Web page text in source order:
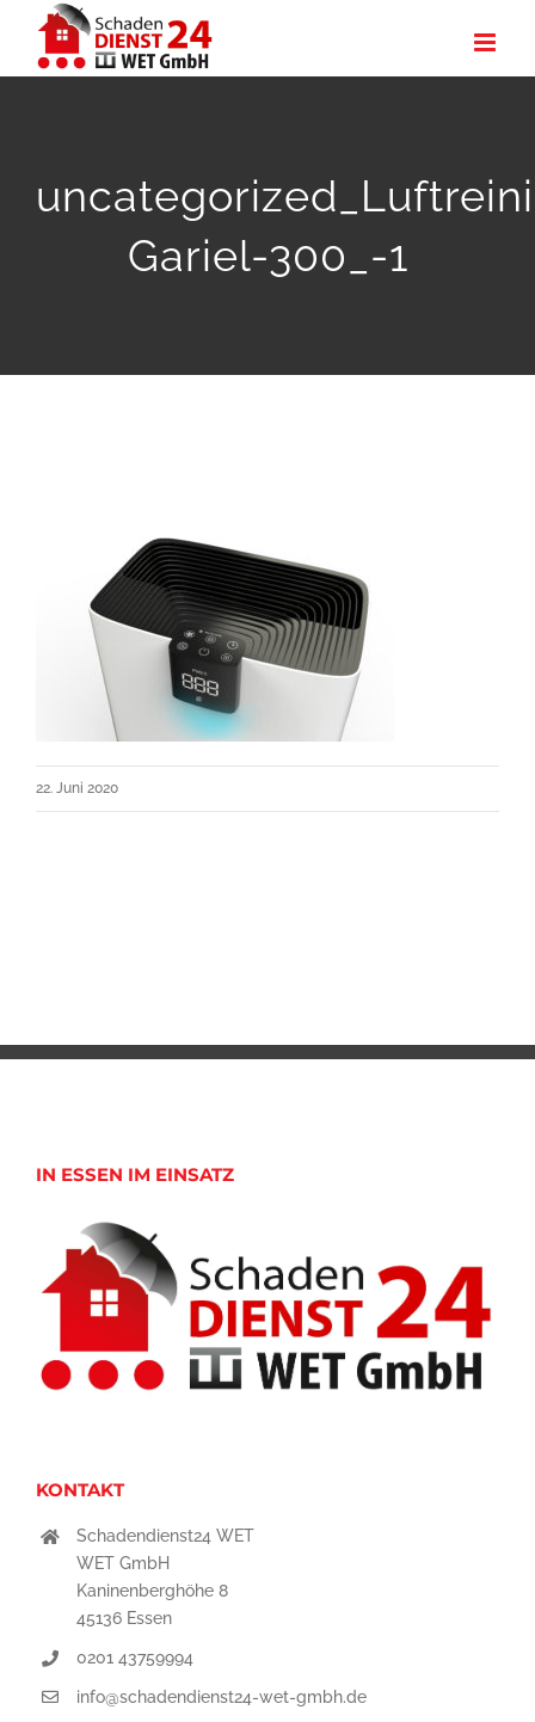
Inhalt
Gariel-300_-1
22. Juni 2020
IN ESSEN IM EINSATZ
KONTAKT
Schadendienst24 WET
WET GmbH
Kaninenberghöhe 8
45136 Essen
0201 43759994
info@schadendienst24-wet-gmbh.de